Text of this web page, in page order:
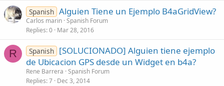
Spanish Alguien Tiene un Ejemplo B4aGridView?
Carlos marin Spanish Forum
Replies 0 Mar 28, 2016
R Spanish [SOLUCIONADO] Alguien tiene ejemplo
de Ubicacion GPS desde un Widget en b4a?
Rene Barrera Spanish Forum
Replies 7 Dec 3, 2014